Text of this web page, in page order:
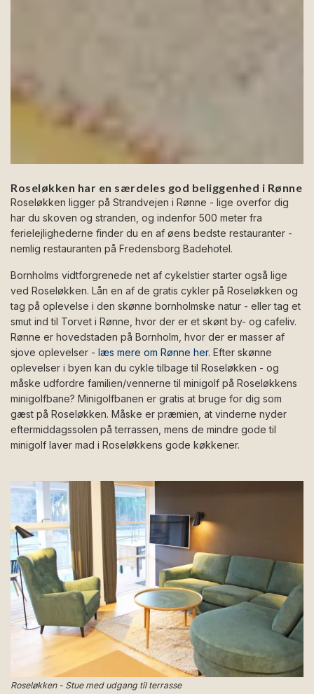
Roseløkken har en særdeles god beliggenhed i Rønne
Roseløkken ligger på Strandvejen i Rønne - lige overfor dig
har du skoven og stranden, og indenfor 500 meter fra
ferielejlighederne finder du en af øens bedste restauranter -
nemlig restauranten på Fredensborg Badehotel.
Bornholms vidtforgrenede net af cykelstier starter også lige
ved Roseløkken. Lån en af de gratis cykler på Roseløkken og
tag på oplevelse i den skønne bornholmske natur - eller tag et
smut ind til Torvet i Rønne, hvor der er et skønt by- og cafeliv.
Rønne er hovedstaden på Bornholm, hvor der er masser af
sjove oplevelser - læs mere om Rønne her. Efter skønne
oplevelser i byen kan du cykle tilbage til Roseløkken - og
måske udfordre familien/vennerne til minigolf på Roseløkkens
minigolfbane? Minigolfbanen er gratis at bruge for dig som
gæst på Roseløkken. Måske er præmien, at vinderne nyder
eftermiddagssolen på terrassen, mens de mindre gode til
minigolf laver mad i Roseløkkens gode køkkener.
Roseløkken - Stue med udgang til terrasse